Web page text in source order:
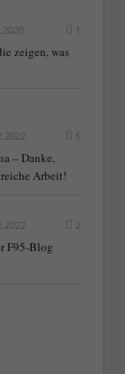
1
zeigen, was
5
– Danke,
Arbeit!
2
F95-Blog